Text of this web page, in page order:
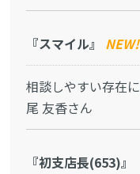
『スマイル』
相談しやすい存在
尾 友香さん
『初支店長(653)』